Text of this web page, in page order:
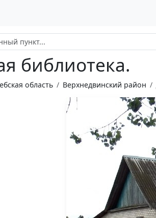
библиотека.
область Верхнедвинский район